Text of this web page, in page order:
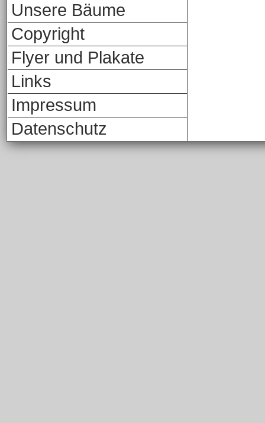
Unsere Bäume
Copyright
Flyer und Plakate
Links
Impressum
Datenschutz